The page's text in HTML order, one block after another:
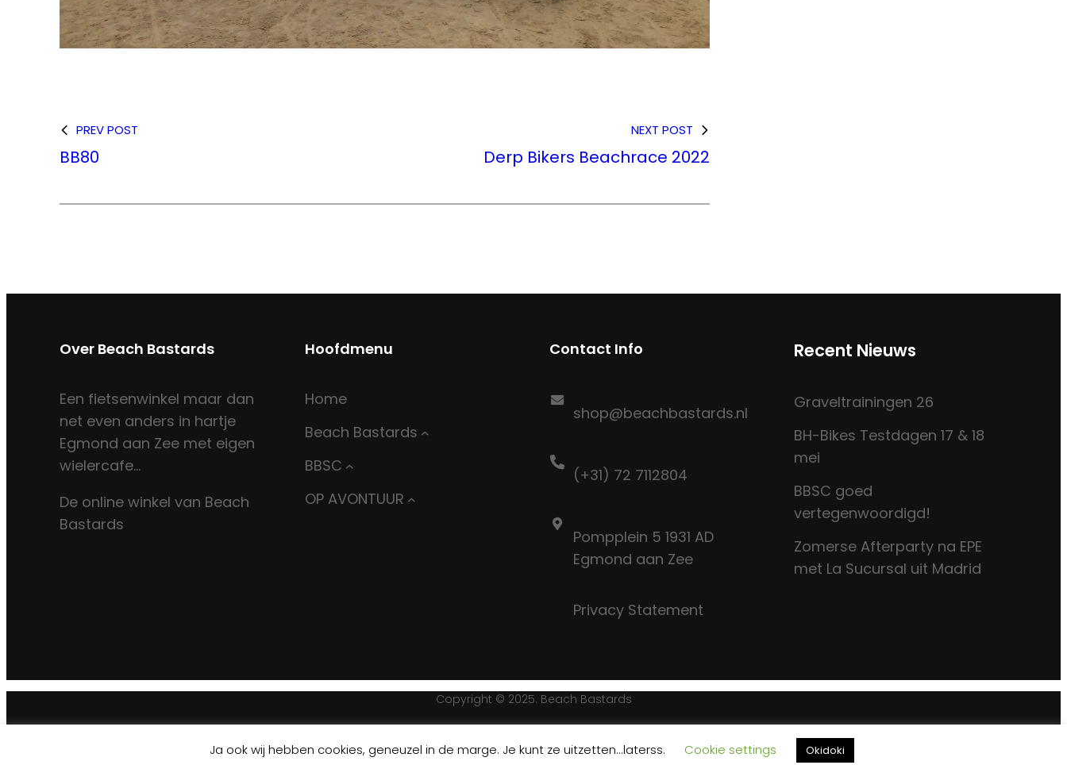
PREV POST
BB80
NEXT POST
Derp Bikers Beachrace 2022
Over Beach Bastards
Een fietsenwinkel maar dan
net even anders in hartje
Egmond aan Zee met eigen
wielercafe…
De online winkel van Beach
Bastards
Hoofdmenu
Home
Beach Bastards
BBSC
OP AVONTUUR
Contact Info
shop@beachbastards.nl
(+31) 72 7112804
Pompplein 5 1931 AD
Egmond aan Zee
Privacy Statement
Recent Nieuws
Graveltrainingen 26
BH-Bikes Testdagen 17 & 18
mei
BBSC goed
vertegenwoordigd!
Zomerse Afterparty na EPE
met La Sucursal uit Madrid
Copyright © 2025. Beach Bastards
Facebook
Instagram
Ja ook wij hebben cookies, geneuzel in de marge. Je kunt ze uitzetten...laterss. Cookie settings Okidoki